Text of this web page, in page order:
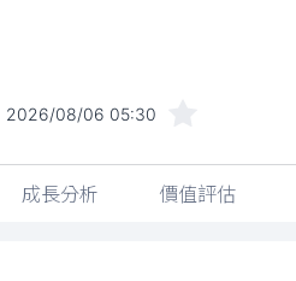
2026/08/06 05:30
成長分析 價值評估